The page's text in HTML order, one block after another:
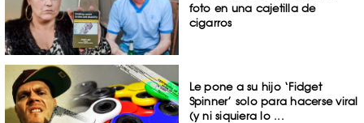
foto en una cajetilla de
cigarros
Le pone a su hijo ‘Fidget
Spinner’ solo para hacerse viral
(y ni siquiera lo ...